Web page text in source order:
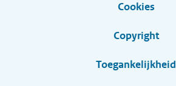
Cookies
Copyright
Toegankelijkheid